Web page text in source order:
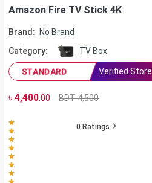
Amazon Fire TV Stick 4K
Brand:
No Brand
Category:
TV Box
STANDARD Verified Store
৳ 4,400.00 BDT 4,500
0 Ratings